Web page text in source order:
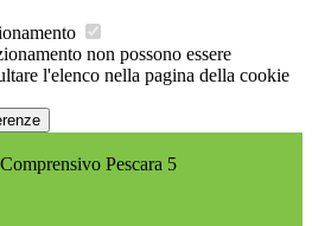
non possono essere
l'elenco nella pagina della cookie
Pescara 5